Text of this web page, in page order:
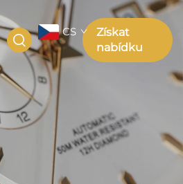
CS
Získat
nabídku